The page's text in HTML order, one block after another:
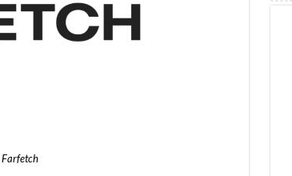
Farfetch